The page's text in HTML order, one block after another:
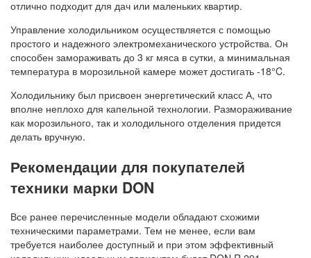
отлично подходит для дач или маленьких квартир.
Управление холодильником осуществляется с помощью
простого и надежного электромеханического устройства. Он
способен замораживать до 3 кг мяса в сутки, а минимальная
температура в морозильной камере может достигать -18°C.
Холодильнику был присвоен энергетический класс А, что
вполне неплохо для капельной технологии. Размораживание
как морозильного, так и холодильного отделения придется
делать вручную.
Рекомендации для покупателей
техники марки DON
Все ранее перечисленные модели обладают схожими
техническими параметрами. Тем не менее, если вам
требуется наиболее доступный и при этом эффективный